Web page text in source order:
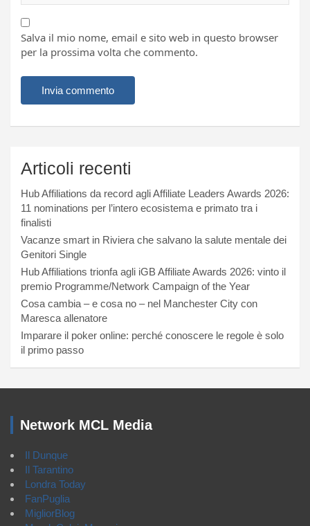
Salva il mio nome, email e sito web in questo browser
per la prossima volta che commento.
Articoli recenti
Hub Affiliations da record agli Affiliate Leaders Awards 2026:
11 nominations per l’intero ecosistema e primato tra i
finalisti
Vacanze smart in Riviera che salvano la salute mentale dei
Genitori Single
Hub Affiliations trionfa agli iGB Affiliate Awards 2026: vinto il
premio Programme/Network Campaign of the Year
Cosa cambia – e cosa no – nel Manchester City con
Maresca allenatore
Imparare il poker online: perché conoscere le regole è solo
il primo passo
Network MCL Media
Il Dunque
Il Tarantino
Londra Today
FanPuglia
MigliorBlog